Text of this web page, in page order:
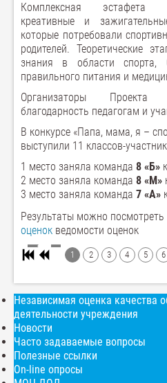
Комплексная эстафета
креативные и
которые потребовали
родителей. Теоретические
знания в области спорта,
правильного питания и
Организаторы
благодарность педагогам и
В конкурсе «Папа, мама, я –
выступили 11 классов-
1 место заняла команда 8 «Б»
2 место заняла команда 8 «М»
3 место заняла команда 7 «А»
Результаты можно посмотреть
оценок ведомости оценок
1 2 3 4 5 6
Независимая оценка качества
деятельности учреждения
Новости
Часто задаваемые вопросы
Полезные ссылки
On-line опросы